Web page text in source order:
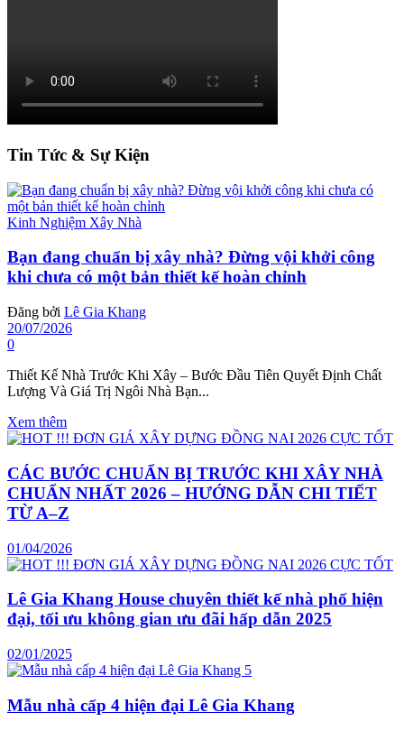
Tin Tức & Sự Kiện
Kinh Nghiệm Xây Nhà
Bạn đang chuẩn bị xây nhà? Đừng vội khởi công
khi chưa có một bản thiết kế hoàn chỉnh
Đăng bởi Lê Gia Khang
20/07/2026
0
Thiết Kế Nhà Trước Khi Xây – Bước Đầu Tiên Quyết Định Chất
Lượng Và Giá Trị Ngôi Nhà Bạn...
Xem thêm
CÁC BƯỚC CHUẨN BỊ TRƯỚC KHI XÂY NHÀ
CHUẨN NHẤT 2026 – HƯỚNG DẪN CHI TIẾT
TỪ A–Z
01/04/2026
Lê Gia Khang House chuyên thiết kế nhà phố hiện
đại, tối ưu không gian ưu đãi hấp dẫn 2025
02/01/2025
Mẫu nhà cấp 4 hiện đại Lê Gia Khang